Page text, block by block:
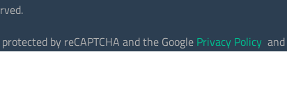
by reCAPTCHA and the Google Privacy Policy and